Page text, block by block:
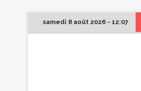
samedi 8 août 2026 - 12:07